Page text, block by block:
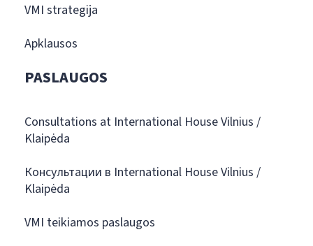
VMI strategija
Apklausos
PASLAUGOS
Consultations at International House Vilnius /
Klaipėda
Консультации в International House Vilnius /
Klaipėda
VMI teikiamos paslaugos